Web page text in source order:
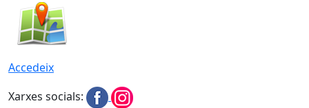
Accedeix
Xarxes socials: